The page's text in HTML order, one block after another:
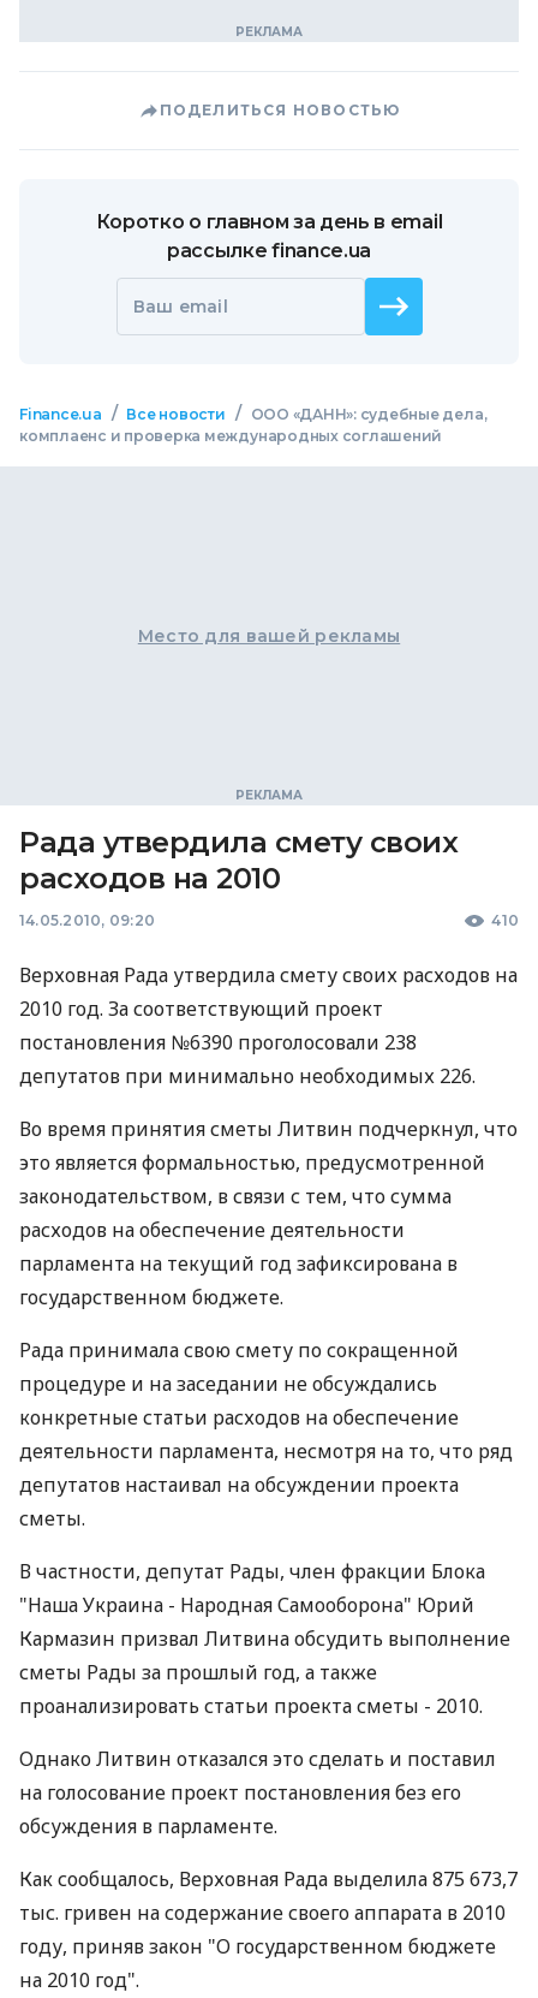
ПОДЕЛИТЬСЯ НОВОСТЬЮ
Коротко о главном за день в email
рассылке finance.ua
Ваш email
Finance.ua / Все новости /
ООО «ДАНН»: судебные дела,
комплаенс и проверка международных соглашений
Место для вашей рекламы
Рада утвердила смету своих
расходов на 2010
14.05.2010, 09:20 410
Верховная Рада утвердила смету своих расходов на
2010 год. За соответствующий проект
постановления №6390 проголосовали 238
депутатов при минимально необходимых 226.
Во время принятия сметы Литвин подчеркнул, что
это является формальностью, предусмотренной
законодательством, в связи с тем, что сумма
расходов на обеспечение деятельности
парламента на текущий год зафиксирована в
государственном бюджете.
Рада принимала свою смету по сокращенной
процедуре и на заседании не обсуждались
конкретные статьи расходов на обеспечение
деятельности парламента, несмотря на то, что ряд
депутатов настаивал на обсуждении проекта
сметы.
В частности, депутат Рады, член фракции Блока
"Наша Украина - Народная Самооборона" Юрий
Кармазин призвал Литвина обсудить выполнение
сметы Рады за прошлый год, а также
проанализировать статьи проекта сметы - 2010.
Однако Литвин отказался это сделать и поставил
на голосование проект постановления без его
обсуждения в парламенте.
Как сообщалось, Верховная Рада выделила 875 673,7
тыс. гривен на содержание своего аппарата в 2010
году, приняв закон "О государственном бюджете
на 2010 год".